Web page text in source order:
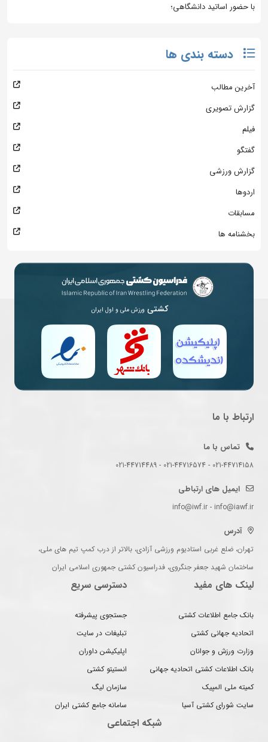
با حضور اساتید دانشگاهی؛
دسته بندی ها
آخرین مطالب
گزارش تصویری
فیلم
گفتگو
گزارش ورزشی
اردوها
مسابقات
بخشنامه ها
کشتی ورزش ملی و اول ایران
ارتباط با ما
تماس با ما
021-44714158 - 021-44716574 - 021-44714489
ایمیل های ارتباطی
info@iwf.ir - info@iawf.ir
آدرس
تهران، ضلع غربی استادیوم ورزشی آزادی، بالاتر از درب کمپ تیم های ملی،
ساختمان شهید جعفر جنگروی، فدراسیون کشتی جمهوری اسلامی ایران
لینک های مفید
بانک جامع اطلاعات کشتی
اتحادیه جهانی کشتی
وزارت ورزش و جوانان
بانک اطلاعات کشتی اتحادیه جهانی
کمیته ملی المپیک
سایت شورای کشتی آسیا
دسترسی سریع
جستجوی پیشرفته
تبلیغات در سایت
اپلیکیشن داوران
انستیتو کشتی
سازمان لیگ
سامانه جامع کشتی ایران
شبکه اجتماعی